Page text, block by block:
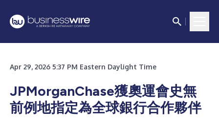
Apr 29, 2026 5:37 PM Eastern Daylight Time
JPMorganChase獲奧運會史無
前例地指定為全球銀行合作夥伴